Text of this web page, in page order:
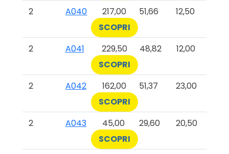
2
A040 217,00 51,66
12,50
SCOPRI
2
A041 229,50 48,82
12,00
SCOPRI
2
A042 162,00 51,37
23,00
SCOPRI
2
A043 45,00 29,60
20,50
SCOPRI